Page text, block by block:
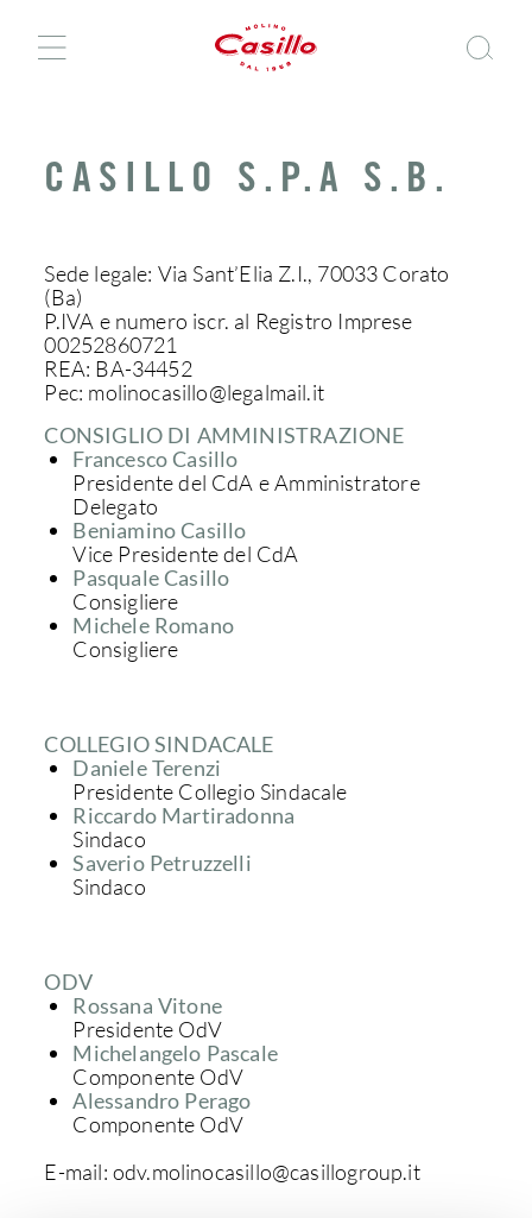
CASILLO S.P.A S.B.
Sede legale: Via Sant’Elia Z.I., 70033 Corato
(Ba)
P.IVA e numero iscr. al Registro Imprese
00252860721
REA: BA-34452
Pec: molinocasillo@legalmail.it
CONSIGLIO DI AMMINISTRAZIONE
Francesco Casillo
Presidente del CdA e Amministratore
Delegato
Beniamino Casillo
Vice Presidente del CdA
Pasquale Casillo
Consigliere
Michele Romano
Consigliere
COLLEGIO SINDACALE
Daniele Terenzi
Presidente Collegio Sindacale
Riccardo Martiradonna
Sindaco
Saverio Petruzzelli
Sindaco
ODV
Rossana Vitone
Presidente OdV
Michelangelo Pascale
Componente OdV
Alessandro Perago
Componente OdV
E-mail: odv.molinocasillo@casillogroup.it